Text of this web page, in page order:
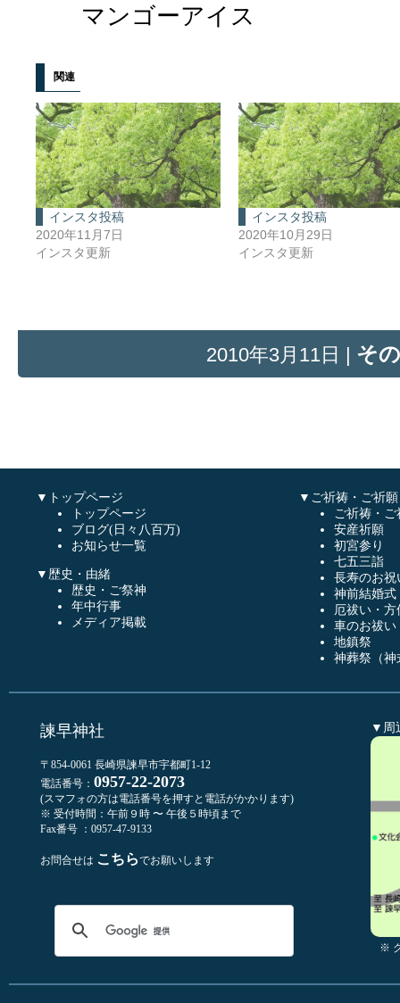
マンゴーアイス
関連
インスタ投稿
2020年11月7日
インスタ更新
インスタ投稿
2020年10月29日
インスタ更新
2010年3月11日 | そ
▼トップページ
トップページ
ブログ(日々八百万)
お知らせ一覧
▼歴史・由緒
歴史・ご祭神
年中行事
メディア掲載
▼ご祈祷・ご祈願
ご祈祷・ご
安産祈願
初宮参り
七五三詣
長寿のお祝
神前結婚式
厄祓い・方
車のお祓い
地鎮祭
神葬祭（神
諫早神社
〒854-0061 長崎県諫早市宇都町1-12
電話番号： 0957-22-2073
(スマフォの方は電話番号を押すと電話がかかります)
※ 受付時間：午前９時 〜 午後５時頃まで
Fax番号 ：0957-47-9133
お問合せは こちらでお願いします
▼周
※